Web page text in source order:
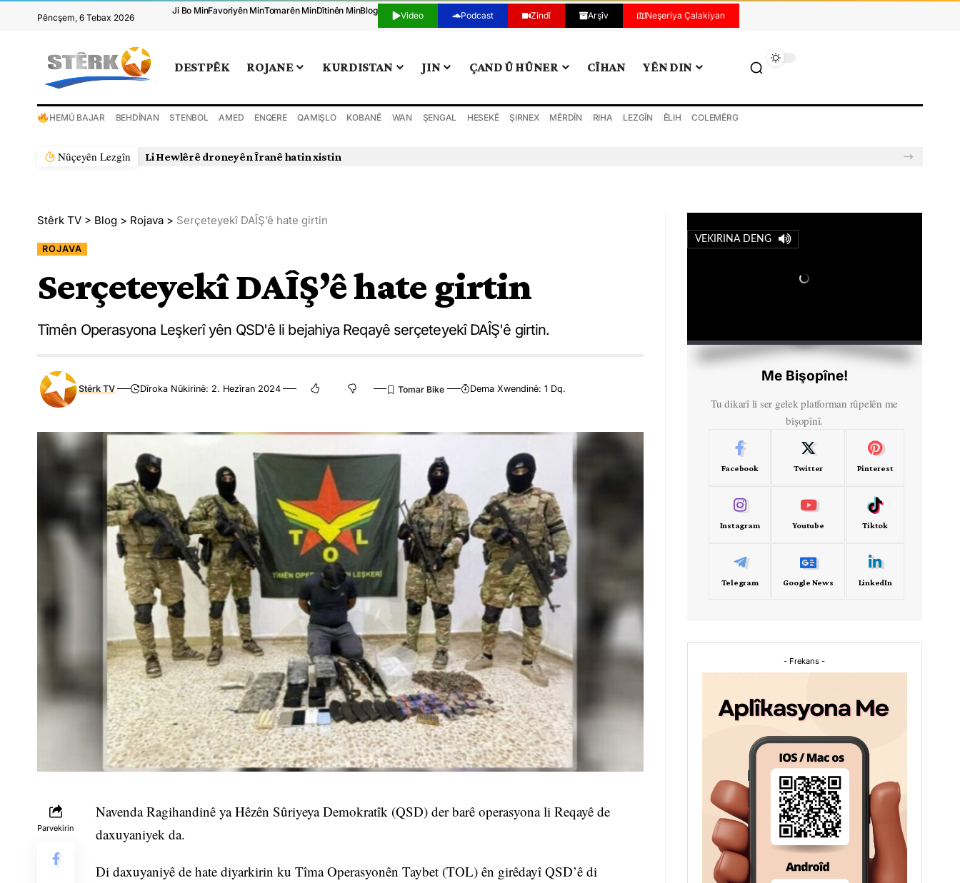
Pêncşem, 6 Tebax 2026
Ji Bo MinFavoriyên MinTomarên MinDîtinên MinBlog Video Podcast Zindî Arşîv Neşeriya Çalakiyan
DESTPÊK ROJANE KURDISTAN JIN ÇAND Û HÛNER CÎHAN YÊN DIN
HEMÛ BAJAR BEHDÎNAN STENBOL AMED ENQERE QAMIŞLO KOBANÊ WAN ŞENGAL HESEKÊ ŞIRNEX MÊRDÎN RIHA LEZGÎN ÊLIH COLEMÊRG
Nûçeyên Lezgîn Li Hewlêrê droneyên Îranê hatin xistin
Stêrk TV > Blog > Rojava > Serçeteyekî DAÎŞ’ê hate girtin
ROJAVA
Serçeteyekî DAÎŞ’ê hate girtin
Tîmên Operasyona Leşkerî yên QSD'ê li bejahiya Reqayê serçeteyekî DAÎŞ'ê girtin.
Stêrk TV Dîroka Nûkirinê: 2. Hezîran 2024 Dema Xwendinê: 1 Dq.
Parvekirin
Navenda Ragihandinê ya Hêzên Sûriyeya Demokratîk (QSD) der barê operasyona li Reqayê de
daxuyaniyek da.
Di daxuyaniyê de hate diyarkirin ku Tîma Operasyonên Taybet (TOL) ên girêdayî QSD’ê di
VEKIRINA DENG
Me Bişopîne!
Tu dikarî li ser gelek platforman rûpelên me
bişopînî.
Facebook Twitter Pinterest
Instagram Youtube Tiktok
Telegram Google News LinkedIn
- Frekans -